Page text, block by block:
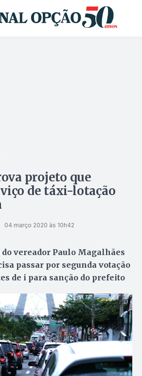
projeto que
de táxi-lotação
04 março 2020 às 10h42
vereador Paulo Magalhães
passar por segunda votação
de i para sanção do prefeito